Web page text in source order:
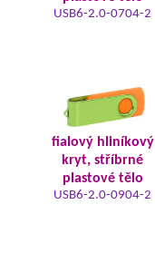
USB6-2.0-0704-2
fialový hliníkový
kryt, stříbrné
plastové tělo
USB6-2.0-0904-2